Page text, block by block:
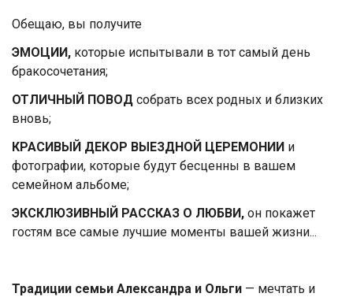
Обещаю, вы получите
ЭМОЦИИ, которые испытывали в тот самый день
бракосочетания;
ОТЛИЧНЫЙ ПОВОД собрать всех родных и близких
вновь;
КРАСИВЫЙ ДЕКОР ВЫЕЗДНОЙ ЦЕРЕМОНИИ и
фотографии, которые будут бесценны в вашем
семейном альбоме;
ЭКСКЛЮЗИВНЫЙ РАССКАЗ О ЛЮБВИ, он покажет
гостям все самые лучшие моменты вашей жизни...
Традиции семьи Александра и Ольги — мечтать и